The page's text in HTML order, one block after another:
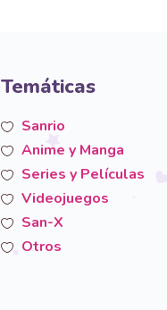
Temáticas
Sanrio
Anime y Manga
Series y Películas
Videojuegos
San-X
Otros